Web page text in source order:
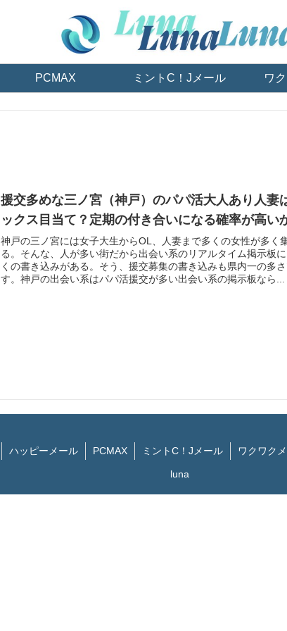
PCMAX ミントC！Jメール ワ
援交多めな三ノ宮（神戸）のパパ活大人あり人妻
ックス目当て？定期の付き合いになる確率が高い
神戸の三ノ宮には女子大生からOL、人妻まで多くの女性が多く
る。そんな、人が多い街だから出会い系のリアルタイム掲示板
くの書き込みがある。そう、援交募集の書き込みも県内一の多
す。神戸の出会い系はパパ活援交が多い出会い系の掲示板なら...
ハッピーメール PCMAX ミントC！Jメール ワクワク
luna